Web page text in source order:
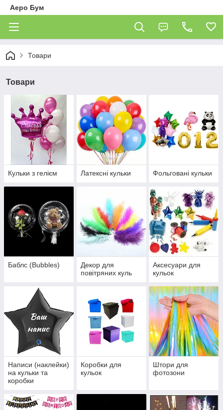
Аеро Бум
Товари
Товари
Кульки з гелієм Латексні кульки Фольговані кульки
Баблс (Bubbles)
Декор для
повітряних куль
Аксесуари для
кульок
Написи (наклейки)
на кульки та
коробки
Коробки для
кульок
Штори для
фотозони